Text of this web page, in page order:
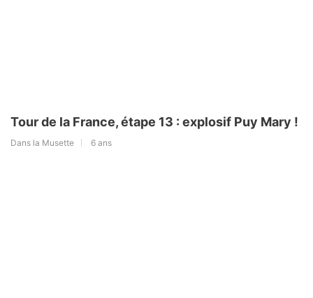
Tour de la France, étape 13 : explosif Puy Mary !
Dans la Musette 6 ans